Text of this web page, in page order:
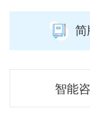
简
智能